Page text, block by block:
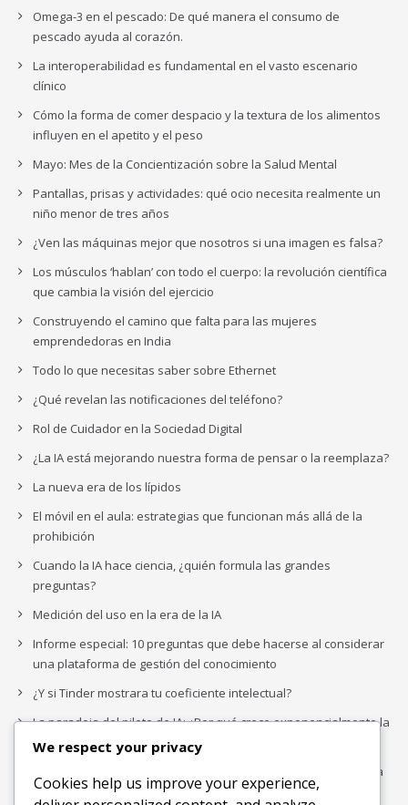
Omega-3 en el pescado: De qué manera el consumo de
pescado ayuda al corazón.
La interoperabilidad es fundamental en el vasto escenario
clínico
Cómo la forma de comer despacio y la textura de los alimentos
influyen en el apetito y el peso
Mayo: Mes de la Concientización sobre la Salud Mental
Pantallas, prisas y actividades: qué ocio necesita realmente un
niño menor de tres años
¿Ven las máquinas mejor que nosotros si una imagen es falsa?
Los músculos ‘hablan’ con todo el cuerpo: la revolución científica
que cambia la visión del ejercicio
Construyendo el camino que falta para las mujeres
emprendedoras en India
Todo lo que necesitas saber sobre Ethernet
¿Qué revelan las notificaciones del teléfono?
Rol de Cuidador en la Sociedad Digital
¿La IA está mejorando nuestra forma de pensar o la reemplaza?
La nueva era de los lípidos
El móvil en el aula: estrategias que funcionan más allá de la
prohibición
Cuando la IA hace ciencia, ¿quién formula las grandes
preguntas?
Medición del uso en la era de la IA
Informe especial: 10 preguntas que debe hacerse al considerar
una plataforma de gestión del conocimiento
¿Y si Tinder mostrara tu coeficiente intelectual?
La paradoja del piloto de IA: ¿Por qué crece exponencialmente la
complejidad de la IA empresarial?
Los organigramas de marketing se crearon para los canales. La
IA acaba de dejarlos obsoletos.
We respect your privacy
Cookies help us improve your experience,